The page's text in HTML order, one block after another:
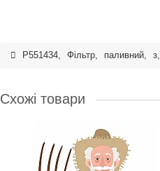
P551434, Фільтр, паливний, з,
Схожі товари